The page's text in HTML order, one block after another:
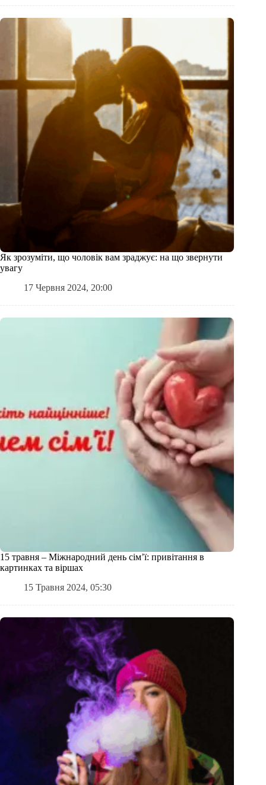
Як зрозуміти, що чоловік вам зраджує: на що звернути
увагу
17 Червня 2024, 20:00
15 травня – Міжнародний день сім’ї: привітання в
картинках та віршах
15 Травня 2024, 05:30